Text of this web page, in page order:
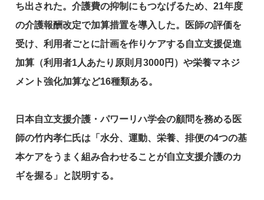
ち出された。介護費の抑制にもつなげるため、21年度
の介護報酬改定で加算措置を導入した。医師の評価を
受け、利用者ごとに計画を作りケアする自立支援促進
加算（利用者1人あたり原則月3000円）や栄養マネジ
メント強化加算など16種類ある。
日本自立支援介護・パワーリハ学会の顧問を務める医
師の竹内孝仁氏は「水分、運動、栄養、排便の4つの基
本ケアをうまく組み合わせることが自立支援介護のカ
ギを握る」と説明する。